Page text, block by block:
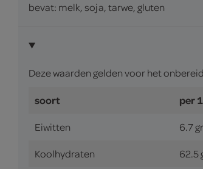
bevat: melk, soja, tarwe, gluten
Deze waarden gelden voor het
soort per
Eiwitten 6.7
Koolhydraten 62.5